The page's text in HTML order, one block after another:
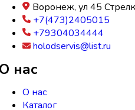
Воронеж, ул 45
+7(473)2405015
+79304034444
holodservis@list.ru
нас
О нас
Каталог